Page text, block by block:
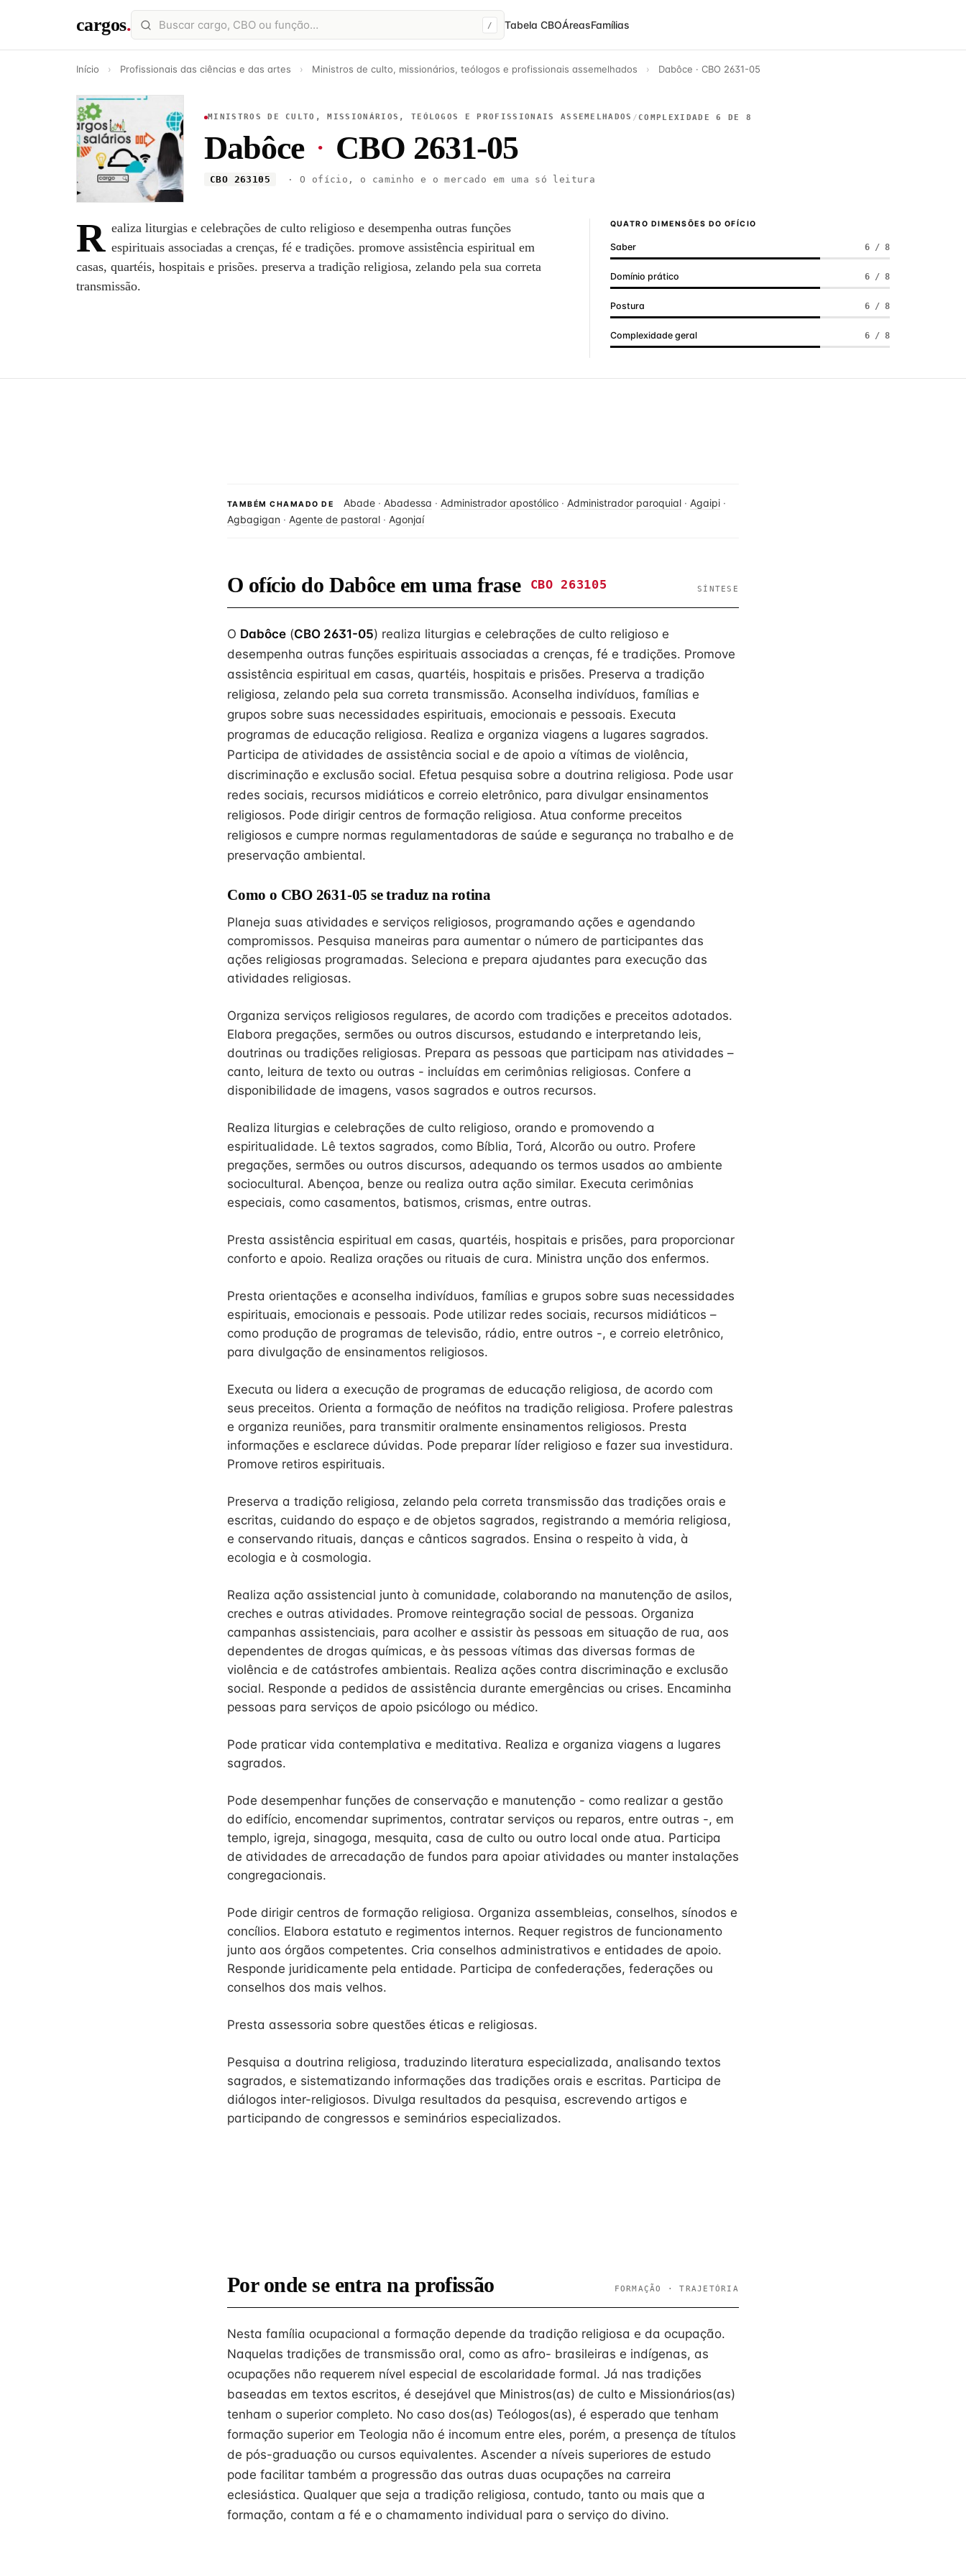
cargos. / Tabela CBOÁreasFamílias
Início › Profissionais das ciências e das artes › Ministros de culto, missionários, teólogos e profissionais assemelhados › Dabôce · CBO 2631-05
MINISTROS DE CULTO, MISSIONÁRIOS, TEÓLOGOS E PROFISSIONAIS ASSEMELHADOS / COMPLEXIDADE 6 DE 8
Dabôce · CBO 2631-05
CBO 263105 · O ofício, o caminho e o mercado em uma só leitura
R ealiza liturgias e celebrações de culto religioso e desempenha outras funções
espirituais associadas a crenças, fé e tradições. promove assistência espiritual em
casas, quartéis, hospitais e prisões. preserva a tradição religiosa, zelando pela sua correta
transmissão.
QUATRO DIMENSÕES DO OFÍCIO
Saber 6 / 8
Domínio prático 6 / 8
Postura 6 / 8
Complexidade geral 6 / 8
TAMBÉM CHAMADO DE Abade · Abadessa · Administrador apostólico · Administrador paroquial · Agaipi ·
Agbagigan · Agente de pastoral · Agonjaí
O ofício do Dabôce em uma frase CBO 263105 SÍNTESE
O Dabôce (CBO 2631-05) realiza liturgias e celebrações de culto religioso e
desempenha outras funções espirituais associadas a crenças, fé e tradições. Promove
assistência espiritual em casas, quartéis, hospitais e prisões. Preserva a tradição
religiosa, zelando pela sua correta transmissão. Aconselha indivíduos, famílias e
grupos sobre suas necessidades espirituais, emocionais e pessoais. Executa
programas de educação religiosa. Realiza e organiza viagens a lugares sagrados.
Participa de atividades de assistência social e de apoio a vítimas de violência,
discriminação e exclusão social. Efetua pesquisa sobre a doutrina religiosa. Pode usar
redes sociais, recursos midiáticos e correio eletrônico, para divulgar ensinamentos
religiosos. Pode dirigir centros de formação religiosa. Atua conforme preceitos
religiosos e cumpre normas regulamentadoras de saúde e segurança no trabalho e de
preservação ambiental.
Como o CBO 2631-05 se traduz na rotina
Planeja suas atividades e serviços religiosos, programando ações e agendando
compromissos. Pesquisa maneiras para aumentar o número de participantes das
ações religiosas programadas. Seleciona e prepara ajudantes para execução das
atividades religiosas.
Organiza serviços religiosos regulares, de acordo com tradições e preceitos adotados.
Elabora pregações, sermões ou outros discursos, estudando e interpretando leis,
doutrinas ou tradições religiosas. Prepara as pessoas que participam nas atividades –
canto, leitura de texto ou outras - incluídas em cerimônias religiosas. Confere a
disponibilidade de imagens, vasos sagrados e outros recursos.
Realiza liturgias e celebrações de culto religioso, orando e promovendo a
espiritualidade. Lê textos sagrados, como Bíblia, Torá, Alcorão ou outro. Profere
pregações, sermões ou outros discursos, adequando os termos usados ao ambiente
sociocultural. Abençoa, benze ou realiza outra ação similar. Executa cerimônias
especiais, como casamentos, batismos, crismas, entre outras.
Presta assistência espiritual em casas, quartéis, hospitais e prisões, para proporcionar
conforto e apoio. Realiza orações ou rituais de cura. Ministra unção dos enfermos.
Presta orientações e aconselha indivíduos, famílias e grupos sobre suas necessidades
espirituais, emocionais e pessoais. Pode utilizar redes sociais, recursos midiáticos –
como produção de programas de televisão, rádio, entre outros -, e correio eletrônico,
para divulgação de ensinamentos religiosos.
Executa ou lidera a execução de programas de educação religiosa, de acordo com
seus preceitos. Orienta a formação de neófitos na tradição religiosa. Profere palestras
e organiza reuniões, para transmitir oralmente ensinamentos religiosos. Presta
informações e esclarece dúvidas. Pode preparar líder religioso e fazer sua investidura.
Promove retiros espirituais.
Preserva a tradição religiosa, zelando pela correta transmissão das tradições orais e
escritas, cuidando do espaço e de objetos sagrados, registrando a memória religiosa,
e conservando rituais, danças e cânticos sagrados. Ensina o respeito à vida, à
ecologia e à cosmologia.
Realiza ação assistencial junto à comunidade, colaborando na manutenção de asilos,
creches e outras atividades. Promove reintegração social de pessoas. Organiza
campanhas assistenciais, para acolher e assistir às pessoas em situação de rua, aos
dependentes de drogas químicas, e às pessoas vítimas das diversas formas de
violência e de catástrofes ambientais. Realiza ações contra discriminação e exclusão
social. Responde a pedidos de assistência durante emergências ou crises. Encaminha
pessoas para serviços de apoio psicólogo ou médico.
Pode praticar vida contemplativa e meditativa. Realiza e organiza viagens a lugares
sagrados.
Pode desempenhar funções de conservação e manutenção - como realizar a gestão
do edifício, encomendar suprimentos, contratar serviços ou reparos, entre outras -, em
templo, igreja, sinagoga, mesquita, casa de culto ou outro local onde atua. Participa
de atividades de arrecadação de fundos para apoiar atividades ou manter instalações
congregacionais.
Pode dirigir centros de formação religiosa. Organiza assembleias, conselhos, sínodos e
concílios. Elabora estatuto e regimentos internos. Requer registros de funcionamento
junto aos órgãos competentes. Cria conselhos administrativos e entidades de apoio.
Responde juridicamente pela entidade. Participa de confederações, federações ou
conselhos dos mais velhos.
Presta assessoria sobre questões éticas e religiosas.
Pesquisa a doutrina religiosa, traduzindo literatura especializada, analisando textos
sagrados, e sistematizando informações das tradições orais e escritas. Participa de
diálogos inter-religiosos. Divulga resultados da pesquisa, escrevendo artigos e
participando de congressos e seminários especializados.
Por onde se entra na profissão FORMAÇÃO · TRAJETÓRIA
Nesta família ocupacional a formação depende da tradição religiosa e da ocupação.
Naquelas tradições de transmissão oral, como as afro- brasileiras e indígenas, as
ocupações não requerem nível especial de escolaridade formal. Já nas tradições
baseadas em textos escritos, é desejável que Ministros(as) de culto e Missionários(as)
tenham o superior completo. No caso dos(as) Teólogos(as), é esperado que tenham
formação superior em Teologia não é incomum entre eles, porém, a presença de títulos
de pós-graduação ou cursos equivalentes. Ascender a níveis superiores de estudo
pode facilitar também a progressão das outras duas ocupações na carreira
eclesiástica. Qualquer que seja a tradição religiosa, contudo, tanto ou mais que a
formação, contam a fé e o chamamento individual para o serviço do divino.